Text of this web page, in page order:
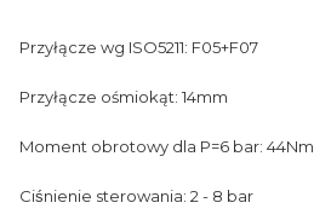
Przyłącze wg ISO5211: F05+F07
Przyłącze ośmiokąt: 14mm
Moment obrotowy dla P=6 bar: 44Nm
Ciśnienie sterowania: 2 - 8 bar